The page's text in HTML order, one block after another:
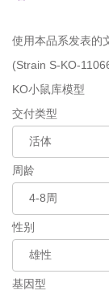
使用本品系发表的
(Strain S-KO-
KO小鼠库模型
交付类型
周龄
性别
基因型